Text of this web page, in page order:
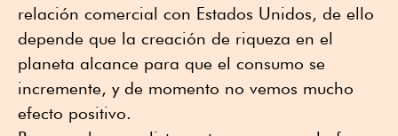
relación comercial con Estados Unidos, de ello
depende que la creación de riqueza en el
planeta alcance para que el consumo se
incremente, y de momento no vemos mucho
efecto positivo.